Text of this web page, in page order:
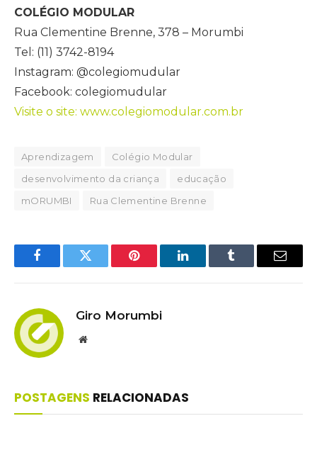
COLÉGIO MODULAR
Rua Clementine Brenne, 378 – Morumbi
Tel: (11) 3742-8194
Instagram: @colegiomudular
Facebook: colegiomudular
Visite o site: www.colegiomodular.com.br
Aprendizagem
Colégio Modular
desenvolvimento da criança
educação
mORUMBI
Rua Clementine Brenne
FacebookTwitter Pinterest LinkedInTumblr Email
Giro Morumbi
Website
POSTAGENS RELACIONADAS